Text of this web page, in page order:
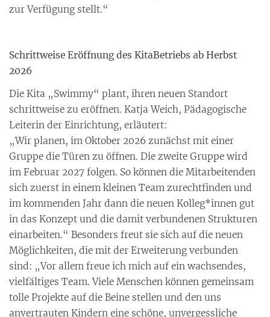
zur Verfügung stellt.“
Schrittweise Eröffnung des KitaBetriebs ab Herbst
2026
Die Kita „Swimmy“ plant, ihren neuen Standort
schrittweise zu eröffnen. Katja Weich, Pädagogische
Leiterin der Einrichtung, erläutert:
„Wir planen, im Oktober 2026 zunächst mit einer
Gruppe die Türen zu öffnen. Die zweite Gruppe wird
im Februar 2027 folgen. So können die Mitarbeitenden
sich zuerst in einem kleinen Team zurechtfinden und
im kommenden Jahr dann die neuen Kolleg*innen gut
in das Konzept und die damit verbundenen Strukturen
einarbeiten.“ Besonders freut sie sich auf die neuen
Möglichkeiten, die mit der Erweiterung verbunden
sind: „Vor allem freue ich mich auf ein wachsendes,
vielfältiges Team. Viele Menschen können gemeinsam
tolle Projekte auf die Beine stellen und den uns
anvertrauten Kindern eine schöne, unvergessliche